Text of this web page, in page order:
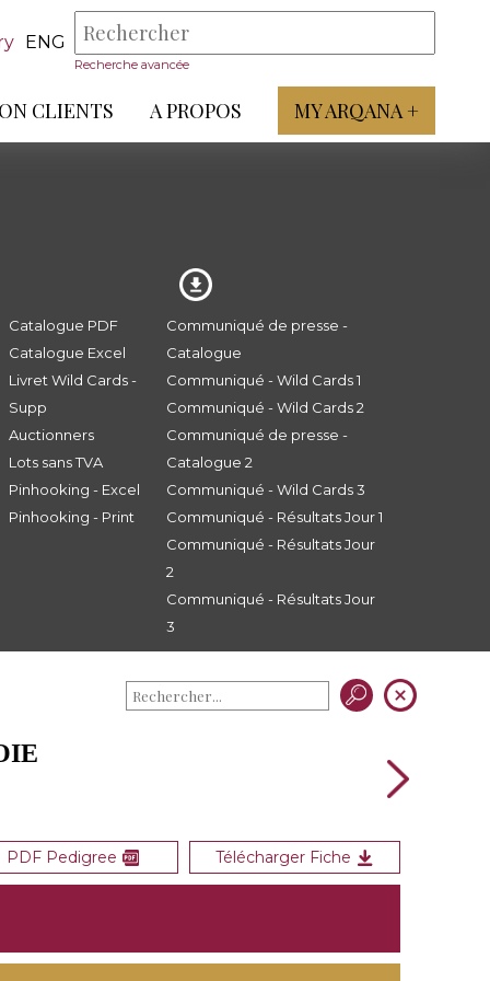
ENG
Recherche avancée
CLIENTS A PROPOS MY ARQANA +
Catalogue PDF
Catalogue Excel
Livret Wild Cards -
Supp
Auctionners
Lots sans TVA
Pinhooking - Excel
Pinhooking - Print
Communiqué de presse -
Catalogue
Communiqué - Wild Cards 1
Communiqué - Wild Cards 2
Communiqué de presse -
Catalogue 2
Communiqué - Wild Cards 3
Communiqué - Résultats Jour 1
Communiqué - Résultats Jour
2
Communiqué - Résultats Jour
3
PDF Pedigree Télécharger Fiche